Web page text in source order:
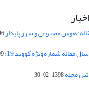
هوش مصنوعی و شهر پایدار
مقاله شماره ویژه کووید 19:
مجله1398-02-30